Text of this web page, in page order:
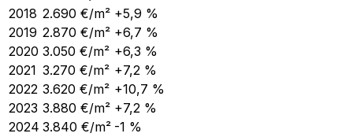
2018 2.690 €/m² +5,9 %
2019 2.870 €/m² +6,7 %
2020 3.050 €/m² +6,3 %
2021 3.270 €/m² +7,2 %
2022 3.620 €/m² +10,7 %
2023 3.880 €/m² +7,2 %
2024 3.840 €/m² -1 %